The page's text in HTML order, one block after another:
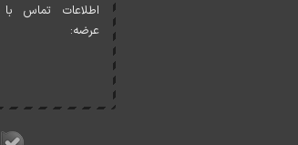
اطلاعات تماس با
عرضه: